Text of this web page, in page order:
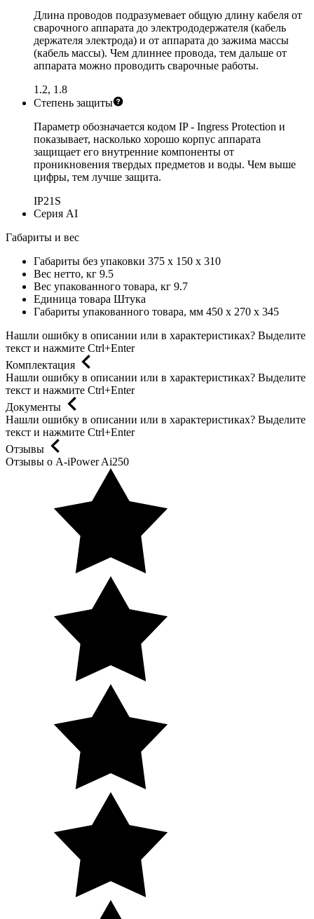
Длина проводов подразумевает общую длину кабеля от
сварочного аппарата до электрододержателя (кабель
держателя электрода) и от аппарата до зажима массы
(кабель массы). Чем длиннее провода, тем дальше от
аппарата можно проводить сварочные работы.
1.2, 1.8
Степень защиты
Параметр обозначается кодом IP - Ingress Protection и
показывает, насколько хорошо корпус аппарата
защищает его внутренние компоненты от
проникновения твердых предметов и воды. Чем выше
цифры, тем лучше защита.
IP21S
Серия AI
Габариты и вес
Габариты без упаковки 375 x 150 x 310
Вес нетто, кг 9.5
Вес упакованного товара, кг 9.7
Единица товара Штука
Габариты упакованного товара, мм 450 x 270 x 345
Нашли ошибку в описании или в характеристиках? Выделите
текст и нажмите Ctrl+Enter
Комплектация
Нашли ошибку в описании или в характеристиках? Выделите
текст и нажмите Ctrl+Enter
Документы
Нашли ошибку в описании или в характеристиках? Выделите
текст и нажмите Ctrl+Enter
Отзывы
Отзывы о A-iPower Ai250